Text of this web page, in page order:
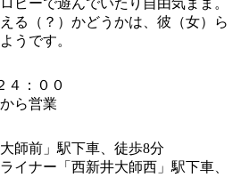
ビーで遊んでいたり自由気まま。
る（？）かどうかは、彼（女）ら
うです。
４：００
ら営業
師前」駅下車、徒歩8分
イナー「西新井大師西」駅下車、